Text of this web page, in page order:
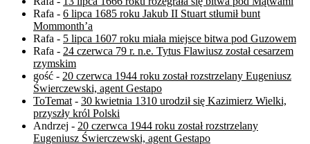
Rafa - 6 lipca 1685 roku Jakub II Stuart stłumił bunt
Mommonth’a
Rafa - 5 lipca 1607 roku miała miejsce bitwa pod Guzowem
Rafa - 24 czerwca 79 r. n.e. Tytus Flawiusz został cesarzem
rzymskim
gość - 20 czerwca 1944 roku został rozstrzelany Eugeniusz
Świerczewski, agent Gestapo
ToTemat - 30 kwietnia 1310 urodził się Kazimierz Wielki,
przyszły król Polski
Andrzej - 20 czerwca 1944 roku został rozstrzelany
Eugeniusz Świerczewski, agent Gestapo